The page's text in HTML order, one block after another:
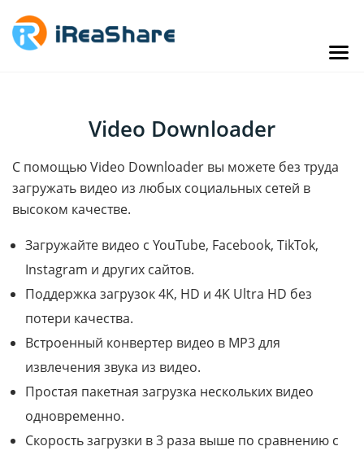
Video Downloader
С помощью Video Downloader вы можете без труда
загружать видео из любых социальных сетей в
высоком качестве.
Загружайте видео с YouTube, Facebook, TikTok,
Instagram и других сайтов.
Поддержка загрузок 4K, HD и 4K Ultra HD без
потери качества.
Встроенный конвертер видео в MP3 для
извлечения звука из видео.
Простая пакетная загрузка нескольких видео
одновременно.
Скорость загрузки в 3 раза выше по сравнению с